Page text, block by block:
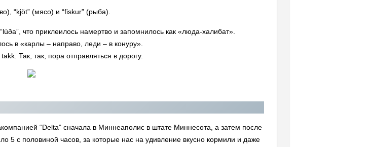
“kjöt” (мясо) и “fiskur” (рыба).
что приклеилось намертво и запомнилось как «люда-халибат».
в «карлы – направо, леди – в конуру».
Так, так, пора отправляться в дорогу.
“Delta” сначала в Миннеаполис в штате Миннесота, а затем после
5 с половиной часов, за которые нас на удивление вкусно кормили и даже